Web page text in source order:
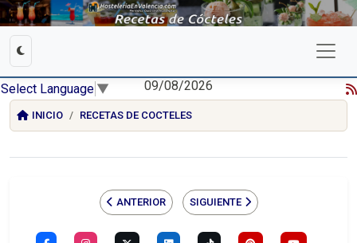
Select Language ▼ 09/08/2026
INICIO RECETAS DE COCTELES
ANTERIOR SIGUIENTE